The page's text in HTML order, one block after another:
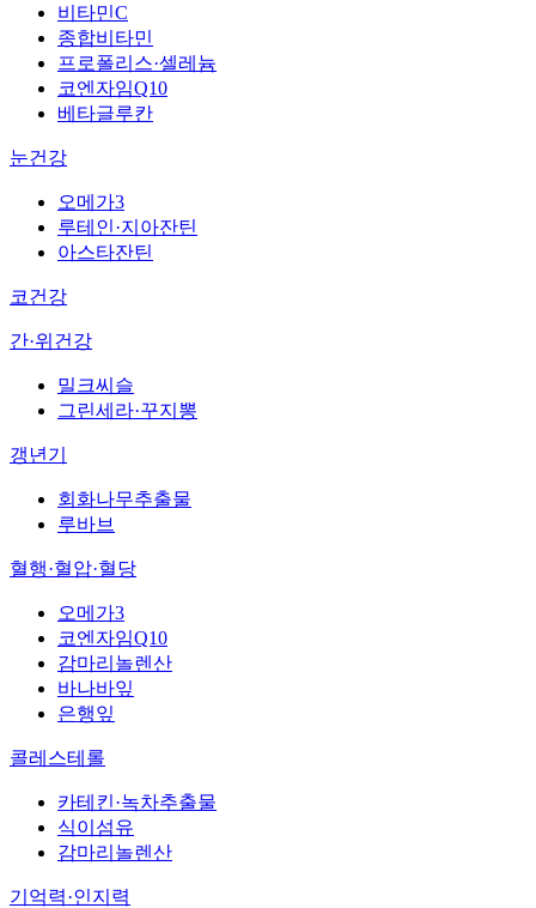
비타민C
종합비타민
프로폴리스·셀레늄
코엔자임Q10
베타글루칸
눈건강
오메가3
루테인·지아잔틴
아스타잔틴
코건강
간·위건강
밀크씨슬
그린세라·꾸지뽕
갱년기
회화나무추출물
루바브
혈행·혈압·혈당
오메가3
코엔자임Q10
감마리놀렌산
바나바잎
은행잎
콜레스테롤
카테킨·녹차추출물
식이섬유
감마리놀렌산
기억력·인지력